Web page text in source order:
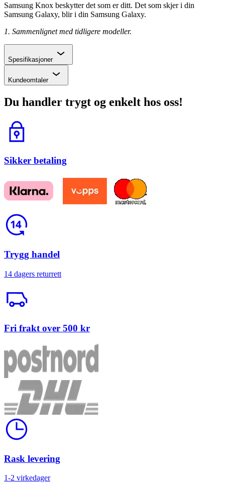
Samsung Knox beskytter det som er ditt. Det som skjer i din
Samsung Galaxy, blir i din Samsung Galaxy.
1. Sammenlignet med tidligere modeller.
Spesifikasjoner
Kundeomtaler
Du handler trygt og enkelt hos oss!
Sikker betaling
Trygg handel
14 dagers returrett
Fri frakt over 500 kr
Rask levering
1-2 virkedager